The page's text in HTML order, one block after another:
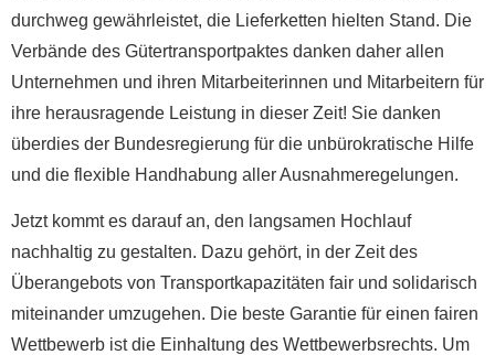
durchweg gewährleistet, die Lieferketten hielten Stand. Die
Verbände des Gütertransportpaktes danken daher allen
Unternehmen und ihren Mitarbeiterinnen und Mitarbeitern für
ihre herausragende Leistung in dieser Zeit! Sie danken
überdies der Bundesregierung für die unbürokratische Hilfe
und die flexible Handhabung aller Ausnahmeregelungen.
Jetzt kommt es darauf an, den langsamen Hochlauf
nachhaltig zu gestalten. Dazu gehört, in der Zeit des
Überangebots von Transportkapazitäten fair und solidarisch
miteinander umzugehen. Die beste Garantie für einen fairen
Wettbewerb ist die Einhaltung des Wettbewerbsrechts. Um